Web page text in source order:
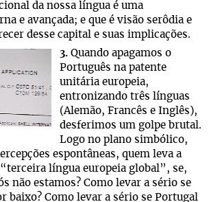
da nossa língua é uma
e avançada; e que é visão serôdia e
desse capital e suas implicações.
3. Quando apagamos o
Português na patente
unitária europeia,
entronizando três línguas
(Alemão, Francês e Inglês),
desferimos um golpe brutal.
Logo no plano simbólico,
espontâneas, quem leva a
língua europeia global”, se,
não estamos? Como levar a sério se
baixo? Como levar a sério se Portugal